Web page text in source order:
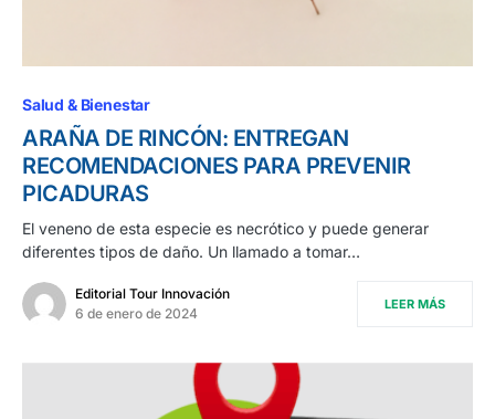
Salud & Bienestar
ARAÑA DE RINCÓN: ENTREGAN
RECOMENDACIONES PARA PREVENIR
PICADURAS
El veneno de esta especie es necrótico y puede generar
diferentes tipos de daño. Un llamado a tomar…
Editorial Tour Innovación
6 de enero de 2024
LEER MÁS